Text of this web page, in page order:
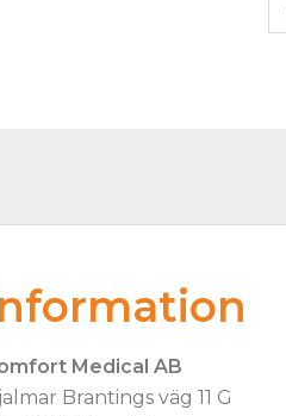
Medical AB
Brantings väg 11 G